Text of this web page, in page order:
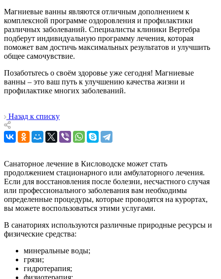
Магниевые ванны являются отличным дополнением к
комплексной программе оздоровления и профилактики
различных заболеваний. Специалисты клиники Вертебра
подберут индивидуальную программу лечения, которая
поможет вам достичь максимальных результатов и улучшить
общее самочувствие.
Позаботьтесь о своём здоровье уже сегодня! Магниевые
ванны – это ваш путь к улучшению качества жизни и
профилактике многих заболеваний.
Назад к списку
Санаторное лечение в Кисловодске может стать
продолжением стационарного или амбулаторного лечения.
Если для восстановления после болезни, несчастного случая
или профессионального заболевания вам необходимы
определенные процедуры, которые проводятся на курортах,
вы можете воспользоваться этими услугами.
В санаториях используются различные природные ресурсы и
физические средства:
минеральные воды;
грязи;
гидротерапия;
физиотерапия;